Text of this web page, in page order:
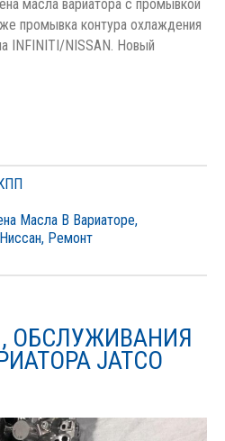
масла вариатора с промывкой
промывка контура охлаждения
INFINITI/NISSAN. Новый
Масла В Вариаторе,
, Ремонт
ОБСЛУЖИВАНИЯ
JATCO